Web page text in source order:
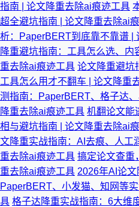
指南 | 论文降重去除ai痕迹工具
超全避坑指南 | 论文降重去除ai
析：PaperBERT到底靠不靠谱 |
降重避坑指南：工具怎么选、
重去除ai痕迹工具 论文降重避坑
工具怎么用才不翻车 | 论文降重
测指南：PaperBERT、格子达
降重去除ai痕迹工具 机翻论文能
相与避坑指南 | 论文降重去除ai
文降重实战指南：AI去痕、人工
重去除ai痕迹工具 搞定论文查重
重去除ai痕迹工具 2026年AI论文
PaperBERT、小发猫、知网等
具 格子达降重实战指南：6大维